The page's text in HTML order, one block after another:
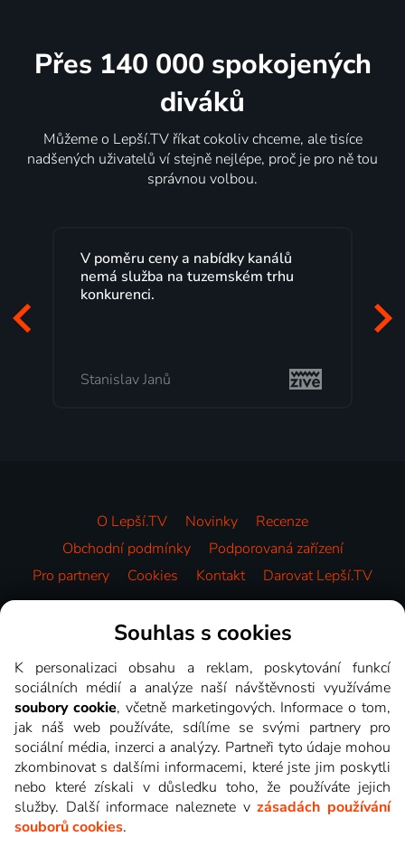
Přes 140 000 spokojených
diváků
Můžeme o Lepší.TV říkat cokoliv chceme, ale tisíce
nadšených uživatelů ví stejně nejlépe, proč je pro ně tou
správnou volbou.
V poměru ceny a nabídky kanálů
nemá služba na tuzemském trhu
konkurenci.
Stanislav Janů
O Lepší.TV Novinky
Recenze
Obchodní podmínky
Podporovaná zařízení
Pro partnery
Cookies Kontakt Darovat Lepší.TV
Videotéka
Souhlas s cookies
K personalizaci obsahu a reklam, poskytování funkcí
sociálních médií a analýze naší návštěvnosti využíváme
soubory cookie, včetně marketingových. Informace o tom,
jak náš web používáte, sdílíme se svými partnery pro
sociální média, inzerci a analýzy. Partneři tyto údaje mohou
zkombinovat s dalšími informacemi, které jste jim poskytli
nebo které získali v důsledku toho, že používáte jejich
služby. Další informace naleznete vzásadách používání
souborů cookies.